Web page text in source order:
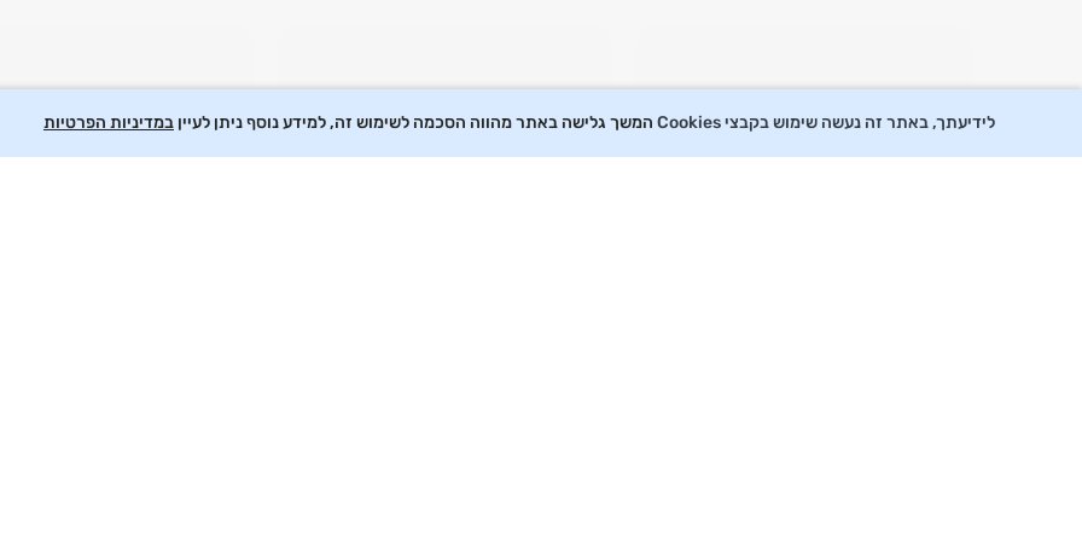
לידיעתך, באתר זה נעשה שימוש בקבצי Cookies המשך גלישה באתר מהווה הסכמה לשימוש זה, למידע נוסף ניתן לעיין במדיניות הפרטיות